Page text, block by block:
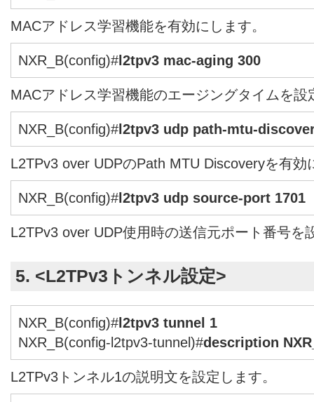
MACアドレス学習機能を有効にします。
NXR_B(config)#l2tpv3 mac-aging 300
MACアドレス学習機能のエージングタイムを設
NXR_B(config)#l2tpv3 udp path-mtu-
L2TPv3 over UDPのPath MTU Discoveryを有効
NXR_B(config)#l2tpv3 udp source-port 1701
L2TPv3 over UDP使用時の送信元ポート番号を
5. <L2TPv3トンネル設定>
NXR_B(config)#l2tpv3 tunnel 1
NXR_B(config-l2tpv3-tunnel)#description
L2TPv3トンネル1の説明文を設定します。